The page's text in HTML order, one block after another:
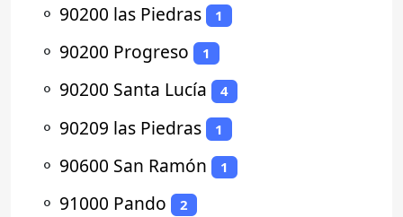
⚬ 90200 las Piedras 1
⚬ 90200 Progreso 1
⚬ 90200 Santa Lucía 4
⚬ 90209 las Piedras 1
⚬ 90600 San Ramón 1
⚬ 91000 Pando 2